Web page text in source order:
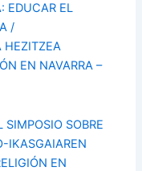
EDUCAR EL
/
HEZITZEA
EN NAVARRA –
SIMPOSIO SOBRE
IKASGAIAREN
EN